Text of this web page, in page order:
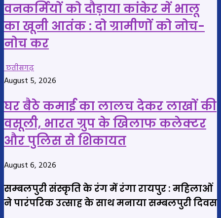
वनकर्मियों को दौड़ाया कांकेर में भालू
का खूनी आतंक : दो ग्रामीणों को नोच-
नोच कर
छतीसगढ़
August 5, 2026
घर बैठे कमाई का लालच देकर लाखों की
वसूली, भारत ग्रुप के खिलाफ कलेक्टर
और पुलिस से शिकायत
August 6, 2026
सम्बलपुरी संस्कृति के रंग में रंगा रायपुर : महिलाओं
ने पारंपरिक उत्साह के साथ मनाया सम्बलपुरी दिवस